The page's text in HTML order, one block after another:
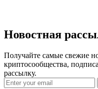
Новостная
Получайте самые свежие
криптосообщества,
рассылку.